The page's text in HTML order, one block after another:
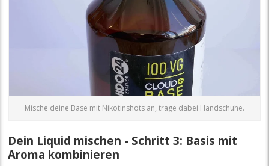
Mische deine Base mit Nikotinshots an, trage dabei Handschuhe.
Dein Liquid mischen - Schritt 3: Basis mit
Aroma kombinieren